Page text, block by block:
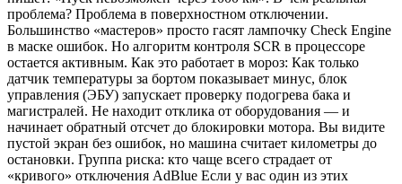
проблема? Проблема в поверхностном отключении.
Большинство «мастеров» просто гасят лампочку Check Engine
в маске ошибок. Но алгоритм контроля SCR в процессоре
остается активным. Как это работает в мороз: Как только
датчик температуры за бортом показывает минус, блок
управления (ЭБУ) запускает проверку подогрева бака и
магистралей. Не находит отклика от оборудования — и
начинает обратный отсчет до блокировки мотора. Вы видите
пустой экран без ошибок, но машина считает километры до
остановки. Группа риска: кто чаще всего страдает от
«кривого» отключения AdBlue Если у вас один из этих